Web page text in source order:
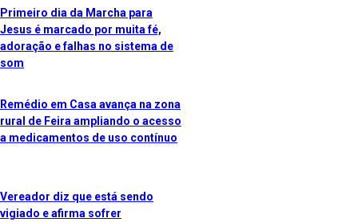
Primeiro dia da Marcha para
Jesus é marcado por muita fé,
adoração e falhas no sistema de
som
Remédio em Casa avança na zona
rural de Feira ampliando o acesso
a medicamentos de uso contínuo
Vereador diz que está sendo
vigiado e afirma sofrer